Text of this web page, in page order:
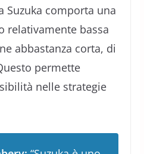
Suzuka comporta una
relativamente bassa
abbastanza corta, di
permette
nelle strategie